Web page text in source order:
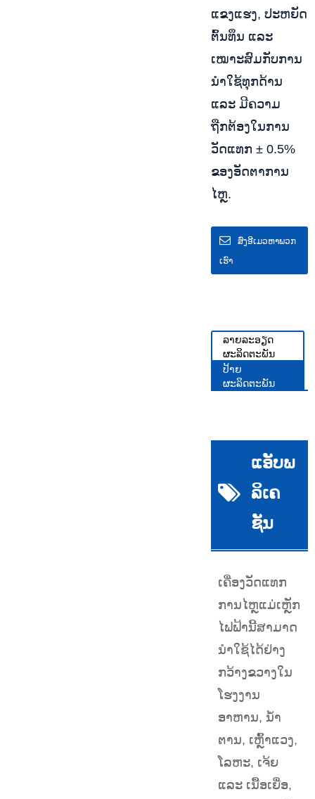
ແຂງແຮງ, ປະຫຍັດ
ຕົ້ນທຶນ ແລະ
ເໝາະສົມກັບການ
ນຳໃຊ້ທຸກດ້ານ
ແລະ ມີຄວາມ
ຖືກຕ້ອງໃນການ
ວັດແທກ ± 0.5%
ຂອງອັດຕາການ
ໄຫຼ.
ສົ່ງອີເມວຫາພວກ
ເຮົາ
ລາຍລະອຽດ
ຜະລິດຕະພັນ
ປ້າຍ
ຜະລິດຕະພັນ
ແອັບພ
ລິເຄ
ຊັນ
ເຄື່ອງວັດແທກ
ການໄຫຼແມ່ເຫຼັກ
ໄຟຟ້ານີ້ສາມາດ
ນຳໃຊ້ໄດ້ຢ່າງ
ກວ້າງຂວາງໃນ
ໂຮງງານ
ອາຫານ, ນ້ຳ
ຕານ, ເຫຼົ້າແວງ,
ໂລຫະ, ເຈ້ຍ
ແລະ ເນື້ອເຍື່ອ,